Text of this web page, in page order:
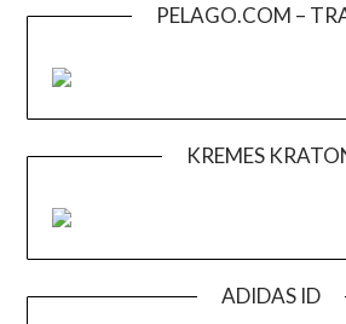
PELAGO.COM –
KREMES
ADIDAS ID